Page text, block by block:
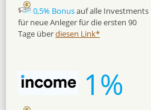
0,5% Bonusauf alle Investments
für neue Anleger für die ersten 90
Tage überdiesen Link*
1%